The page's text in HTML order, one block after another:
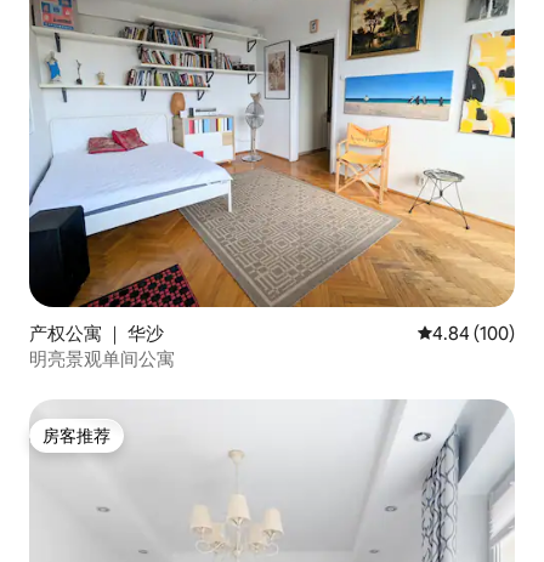
产权公寓 ｜ 华沙 平均评分 4.84
4.84 (100)
明亮景观单间公寓
房客推荐
房客推荐